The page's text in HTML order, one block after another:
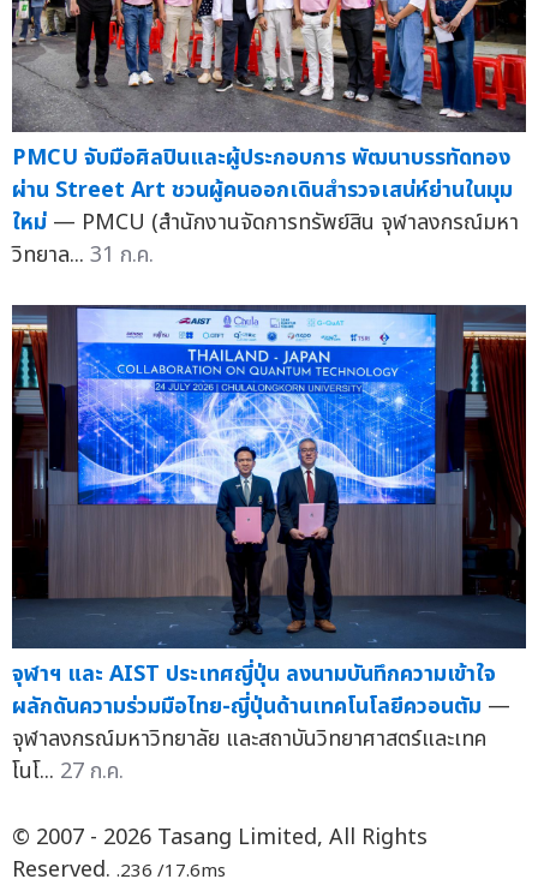
PMCU จับมือศิลปินและผู้ประกอบการ พัฒนาบรรทัดทอง
ผ่าน Street Art ชวนผู้คนออกเดินสำรวจเสน่ห์ย่านในมุม
ใหม่ — PMCU (สำนักงานจัดการทรัพย์สิน จุฬาลงกรณ์มหา
วิทยาล... 31 ก.ค.
จุฬาฯ และ AIST ประเทศญี่ปุ่น ลงนามบันทึกความเข้าใจ
ผลักดันความร่วมมือไทย-ญี่ปุ่นด้านเทคโนโลยีควอนตัม —
จุฬาลงกรณ์มหาวิทยาลัย และสถาบันวิทยาศาสตร์และเทค
โนโ... 27 ก.ค.
© 2007 - 2026 Tasang Limited, All Rights
Reserved. .236 /17.6ms